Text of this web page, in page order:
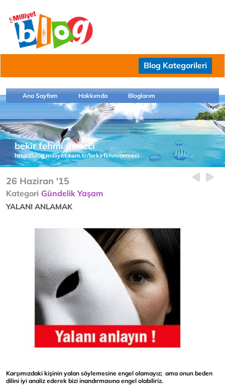
Blog Kategorileri
Ana Sayfam Hakkımda Bloglarım
bekir fehmi örmeci
http://blog.milliyet.com.tr/bekirfehmiormeci
26 Haziran '15
Kategori Gündelik Yaşam
YALANI ANLAMAK
Karşımızdaki kişinin yalan söylemesine engel olamayız; ama onun beden
dilini iyi analiz ederek bizi inandırmasına engel olabiliriz.